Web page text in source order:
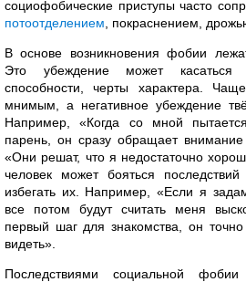
социофобические приступы часто
потоотделением , покраснением,
В основе возникновения фобии
Это убеждение может касаться
способности, черты характера.
мнимым, а негативное убеждение
Например, «Когда со мной
парень, он сразу обращает
«Они решат, что я недостаточно
человек может бояться
избегать их. Например, «Если я
все потом будут считать меня
первый шаг для знакомства, он
видеть».
Последствиями социальной фобии